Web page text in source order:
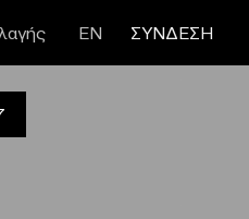
ΕΝ ΣΥΝΔΕΣΗ